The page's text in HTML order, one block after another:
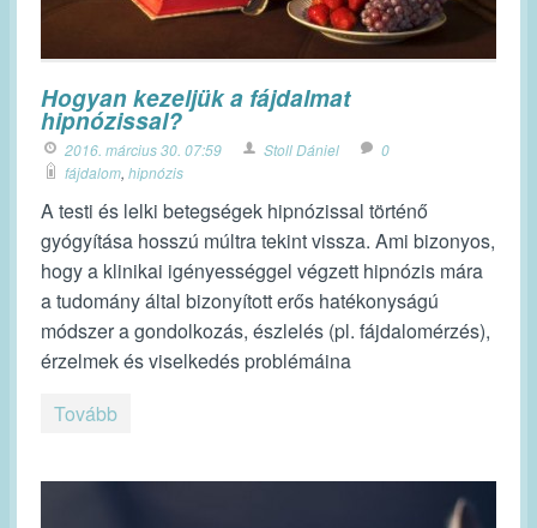
Hogyan kezeljük a fájdalmat
hipnózissal?
2016. március 30. 07:59 Stoll Dániel
0
fájdalom, hipnózis
A testi és lelki betegségek hipnózissal történő
gyógyítása hosszú múltra tekint vissza. Ami bizonyos,
hogy a klinikai igényességgel végzett hipnózis mára
a tudomány által bizonyított erős hatékonyságú
módszer a gondolkozás, észlelés (pl. fájdalomérzés),
érzelmek és viselkedés problémáina
Tovább